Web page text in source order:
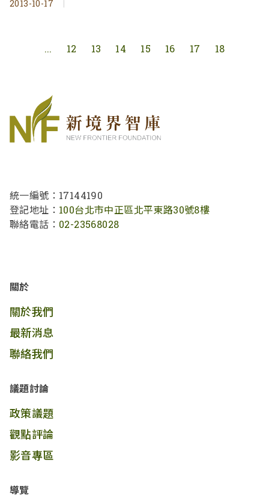
2013-10-17 |
... 12 13 14 15 16 17 18
統一編號：17144190
登記地址： 100台北市中正區北平東路30號8樓
聯絡電話： 02-23568028
關於
關於我們
最新消息
聯絡我們
議題討論
政策議題
觀點評論
影音專區
導覽